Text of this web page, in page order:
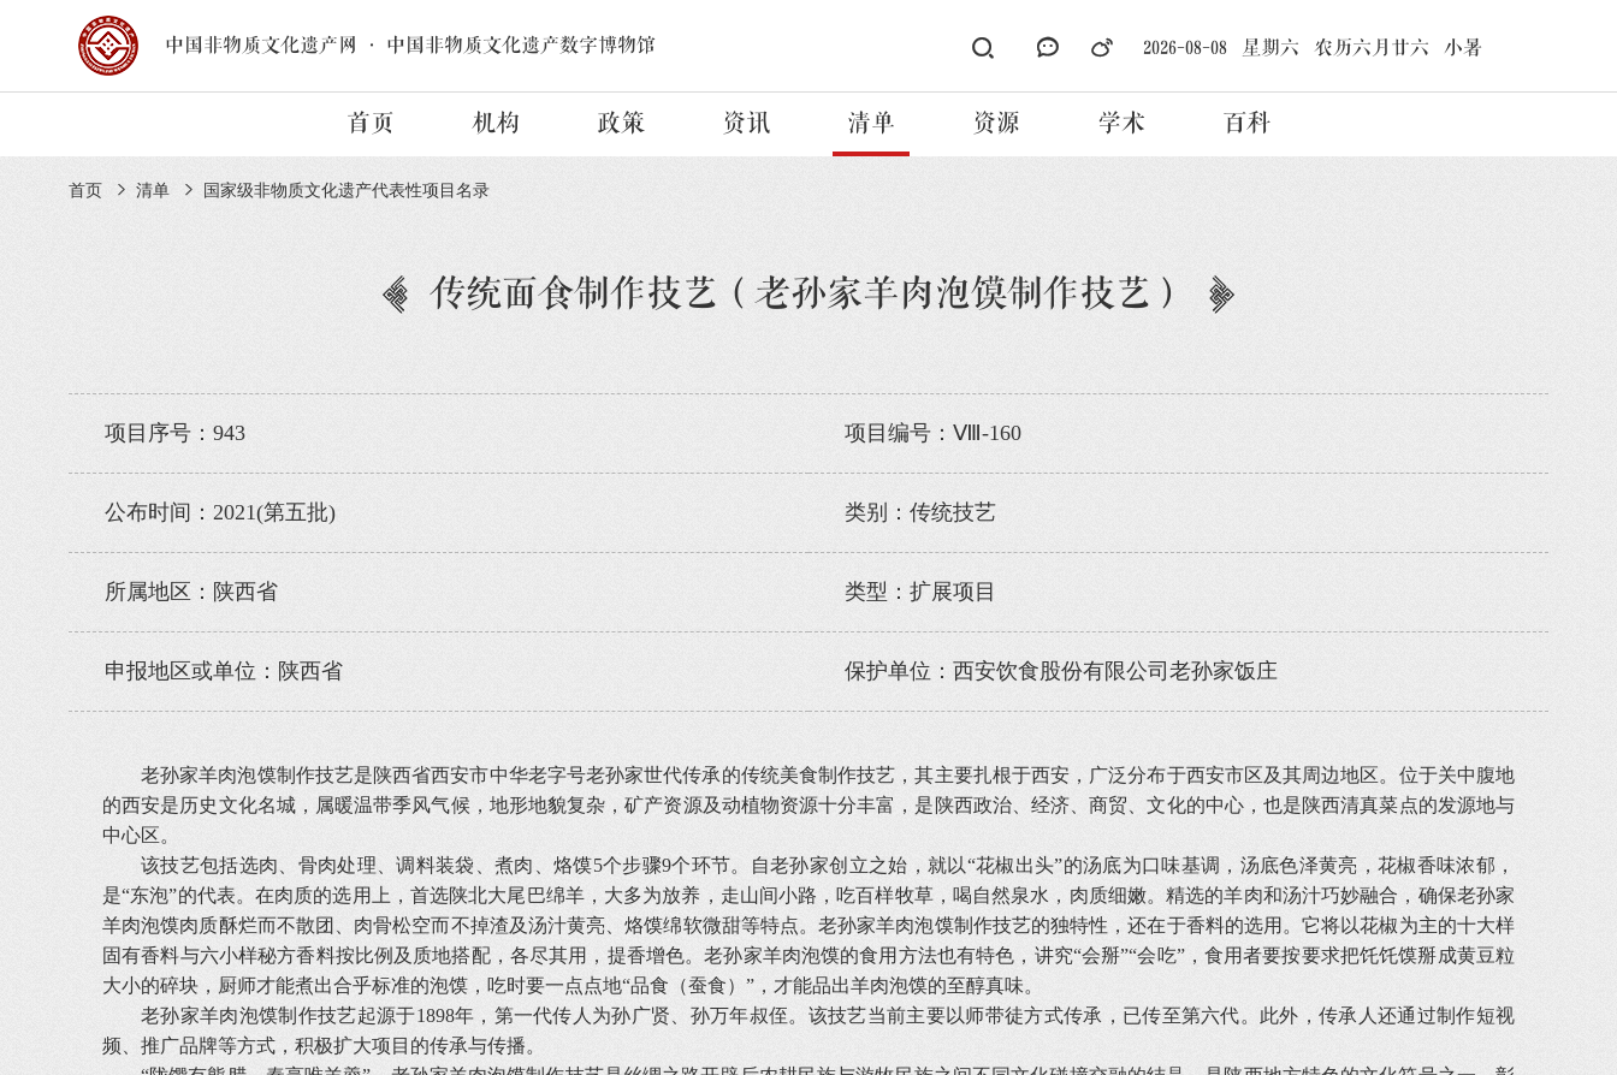
中国非物质文化遗产网 · 中国非物质文化遗产数字博物馆 2026-08-08 星期六 农历六月廿六 小暑
首页 机构 政策 资讯 清单 资源 学术 百科
首页 清单 国家级非物质文化遗产代表性项目名录
传统面食制作技艺（老孙家羊肉泡馍制作技艺）
项目序号：943 项目编号：Ⅷ-160
公布时间：2021(第五批) 类别：传统技艺
所属地区：陕西省 类型：扩展项目
申报地区或单位：陕西省 保护单位：西安饮食股份有限公司老孙家饭庄
老孙家羊肉泡馍制作技艺是陕西省西安市中华老字号老孙家世代传承的传统美食制作技艺，其主要扎根于西安，广泛分布于西安市区及其周边地区。位于关中腹地
的西安是历史文化名城，属暖温带季风气候，地形地貌复杂，矿产资源及动植物资源十分丰富，是陕西政治、经济、商贸、文化的中心，也是陕西清真菜点的发源地与
中心区。
该技艺包括选肉、骨肉处理、调料装袋、煮肉、烙馍5个步骤9个环节。自老孙家创立之始，就以“花椒出头”的汤底为口味基调，汤底色泽黄亮，花椒香味浓郁，
是“东泡”的代表。在肉质的选用上，首选陕北大尾巴绵羊，大多为放养，走山间小路，吃百样牧草，喝自然泉水，肉质细嫩。精选的羊肉和汤汁巧妙融合，确保老孙家
羊肉泡馍肉质酥烂而不散团、肉骨松空而不掉渣及汤汁黄亮、烙馍绵软微甜等特点。老孙家羊肉泡馍制作技艺的独特性，还在于香料的选用。它将以花椒为主的十大样
固有香料与六小样秘方香料按比例及质地搭配，各尽其用，提香增色。老孙家羊肉泡馍的食用方法也有特色，讲究“会掰”“会吃”，食用者要按要求把饦饦馍掰成黄豆粒
大小的碎块，厨师才能煮出合乎标准的泡馍，吃时要一点点地“品食（蚕食）”，才能品出羊肉泡馍的至醇真味。
老孙家羊肉泡馍制作技艺起源于1898年，第一代传人为孙广贤、孙万年叔侄。该技艺当前主要以师带徒方式传承，已传至第六代。此外，传承人还通过制作短视
频、推广品牌等方式，积极扩大项目的传承与传播。